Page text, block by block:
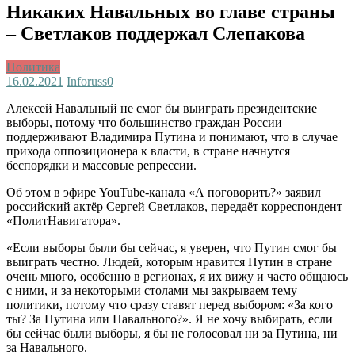
Никаких Навальных во главе страны
– Светлаков поддержал Слепакова
Политика
16.02.2021 Inforuss0
Алексей Навальный не смог бы выиграть президентские
выборы, потому что большинство граждан России
поддерживают Владимира Путина и понимают, что в случае
прихода оппозиционера к власти, в стране начнутся
беспорядки и массовые репрессии.
Об этом в эфире YouTube-канала «А поговорить?» заявил
российский актёр Сергей Светлаков, передаёт корреспондент
«ПолитНавигатора».
«Если выборы были бы сейчас, я уверен, что Путин смог бы
выиграть честно. Людей, которым нравится Путин в стране
очень много, особенно в регионах, я их вижу и часто общаюсь
с ними, и за некоторыми столами мы закрываем тему
политики, потому что сразу ставят перед выбором: «За кого
ты? За Путина или Навального?». Я не хочу выбирать, если
бы сейчас были выборы, я бы не голосовал ни за Путина, ни
за Навального.